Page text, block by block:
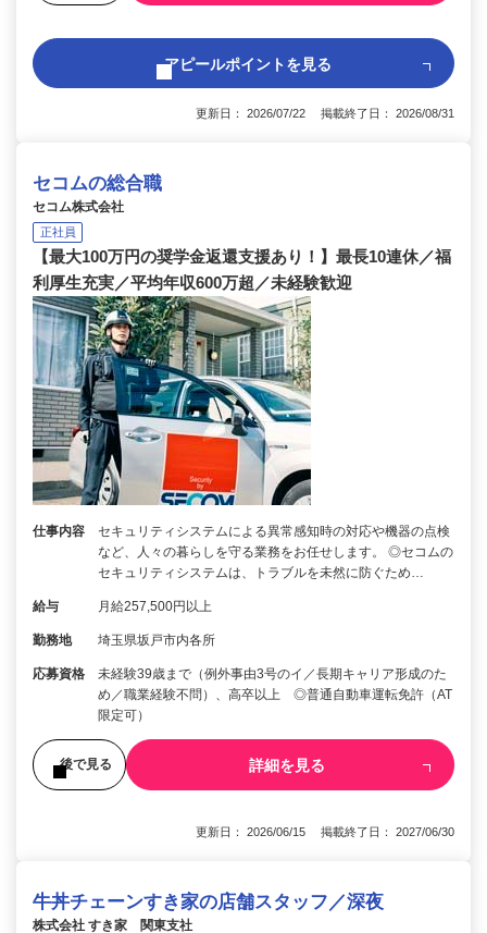
アピールポイントを見る
更新日： 2026/07/22 掲載終了日： 2026/08/31
セコムの総合職
セコム株式会社
正社員
【最大100万円の奨学金返還支援あり！】最長10連休／福
利厚生充実／平均年収600万超／未経験歓迎
仕事内容
セキュリティシステムによる異常感知時の対応や機器の点検
など、人々の暮らしを守る業務をお任せします。 ◎セコムの
セキュリティシステムは、トラブルを未然に防ぐため…
給与 月給257,500円以上
勤務地 埼玉県坂戸市内各所
応募資格
未経験39歳まで（例外事由3号のイ／長期キャリア形成のた
め／職業経験不問）、高卒以上 ◎普通自動車運転免許（AT
限定可）
後で見る 詳細を見る
更新日： 2026/06/15 掲載終了日： 2027/06/30
牛丼チェーンすき家の店舗スタッフ／深夜
株式会社 すき家 関東支社